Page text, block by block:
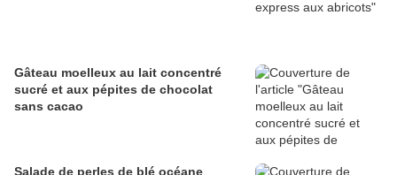
Gâteau moelleux au lait concentré
sucré et aux pépites de chocolat
sans cacao
Salade de perles de blé océane